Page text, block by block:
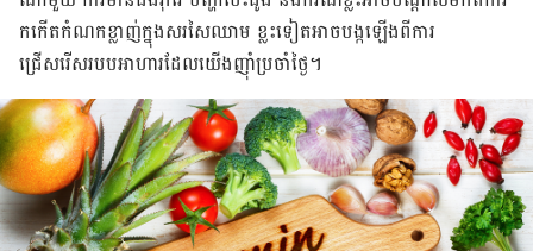
កកើតកំណកខ្លាញ់ក្នុងសរសៃឈាម ខ្លះទៀតអាចបង្កឡើង​ពីការ
ជ្រើសរើសរបបអាហារដែលយើងញ៉ាំប្រចាំថ្ងៃ។